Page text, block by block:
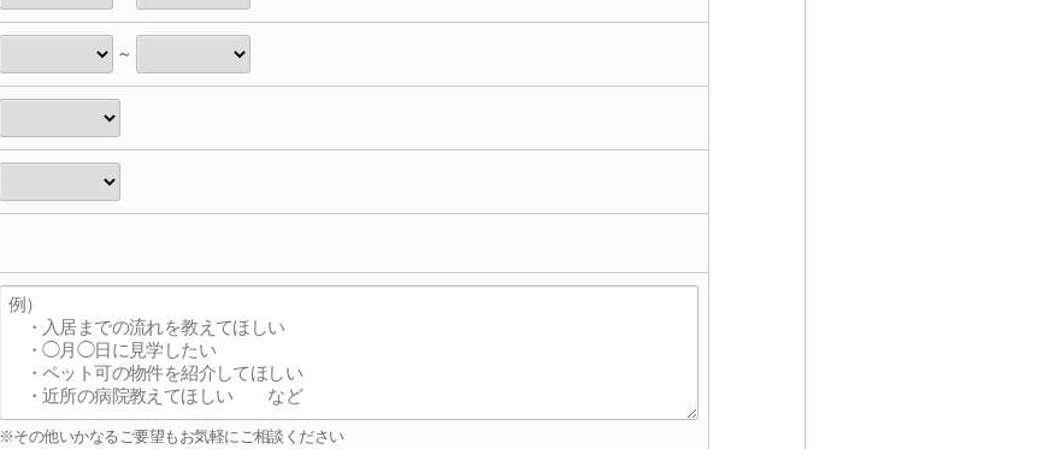
～
※その他いかなるご要望もお気軽にご相談ください